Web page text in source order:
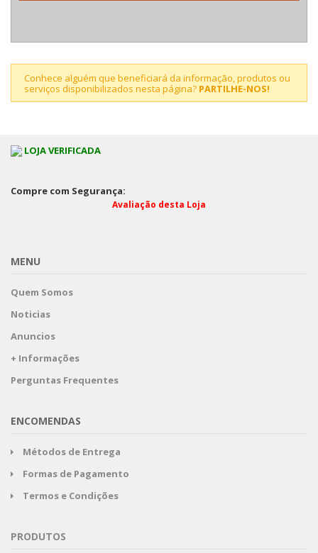
Conhece alguém que beneficiará da informação, produtos ou
serviços disponibilizados nesta página? PARTILHE-NOS!
LOJA VERIFICADA
Compre com Segurança:
Avaliação desta Loja
MENU
Quem Somos
Noticias
Anuncios
+ Informações
Perguntas Frequentes
ENCOMENDAS
Métodos de Entrega
Formas de Pagamento
Termos e Condições
PRODUTOS